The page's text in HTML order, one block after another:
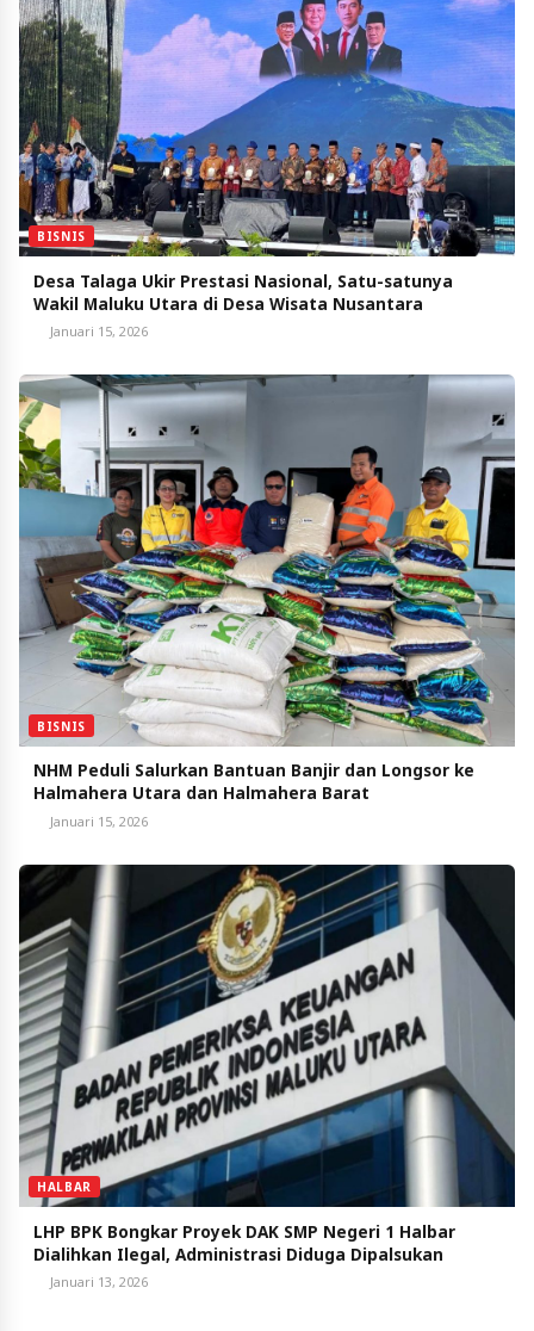
BISNIS
Desa Talaga Ukir Prestasi Nasional, Satu-satunya
Wakil Maluku Utara di Desa Wisata Nusantara
Januari 15, 2026
BISNIS
NHM Peduli Salurkan Bantuan Banjir dan Longsor ke
Halmahera Utara dan Halmahera Barat
Januari 15, 2026
HALBAR
LHP BPK Bongkar Proyek DAK SMP Negeri 1 Halbar
Dialihkan Ilegal, Administrasi Diduga Dipalsukan
Januari 13, 2026